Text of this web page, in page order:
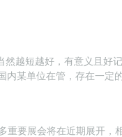
短越好，有意义且好记
某单位在管，存在一定
要展会将在近期展开，